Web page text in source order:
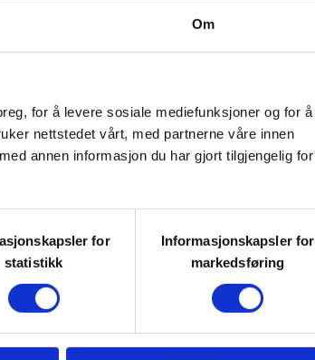
Om
for å levere sosiale mediefunksjoner og for å
nettstedet vårt, med partnerne våre innen
annen informasjon du har gjort tilgjengelig for
for
statistikk
Informasjonskapsler for
markedsføring